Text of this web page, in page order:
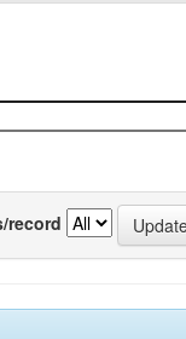
record